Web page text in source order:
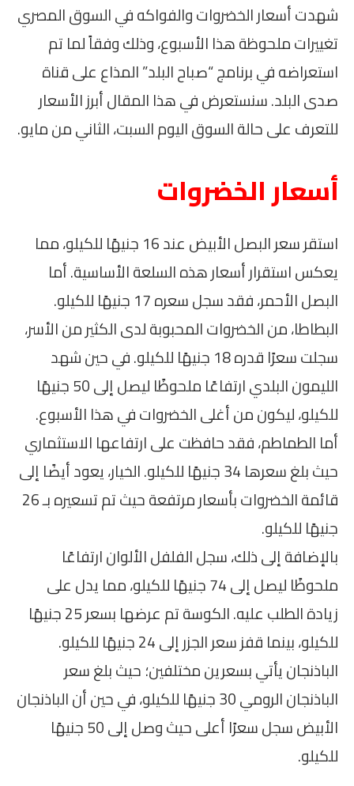
شهدت أسعار الخضروات والفواكه في السوق المصري
تغييرات ملحوظة هذا الأسبوع، وذلك وفقاً لما تم
استعراضه في برنامج “صباح البلد” المذاع على قناة
صدى البلد. سنستعرض في هذا المقال أبرز الأسعار
للتعرف على حالة السوق اليوم السبت، الثاني من مايو.
أسعار الخضروات
استقر سعر البصل الأبيض عند 16 جنيهًا للكيلو، مما
يعكس استقرار أسعار هذه السلعة الأساسية. أما
البصل الأحمر، فقد سجل سعره 17 جنيهًا للكيلو.
البطاطا، من الخضروات المحبوبة لدى الكثير من الأسر،
سجلت سعرًا قدره 18 جنيهًا للكيلو. في حين شهد
الليمون البلدي ارتفاعًا ملحوظًا ليصل إلى 50 جنيهًا
للكيلو، ليكون من أغلى الخضروات في هذا الأسبوع.
أما الطماطم، فقد حافظت على ارتفاعها الاستثماري
حيث بلغ سعرها 34 جنيهًا للكيلو. الخيار، يعود أيضًا إلى
قائمة الخضروات بأسعار مرتفعة حيث تم تسعيره بـ 26
جنيهًا للكيلو.
بالإضافة إلى ذلك، سجل الفلفل الألوان ارتفاعًا
ملحوظًا ليصل إلى 74 جنيهًا للكيلو، مما يدل على
زيادة الطلب عليه. الكوسة تم عرضها بسعر 25 جنيهًا
للكيلو، بينما قفز سعر الجزر إلى 24 جنيهًا للكيلو.
الباذنجان يأتي بسعرين مختلفين؛ حيث بلغ سعر
الباذنجان الرومي 30 جنيهًا للكيلو، في حين أن الباذنجان
الأبيض سجل سعرًا أعلى حيث وصل إلى 50 جنيهًا
للكيلو.